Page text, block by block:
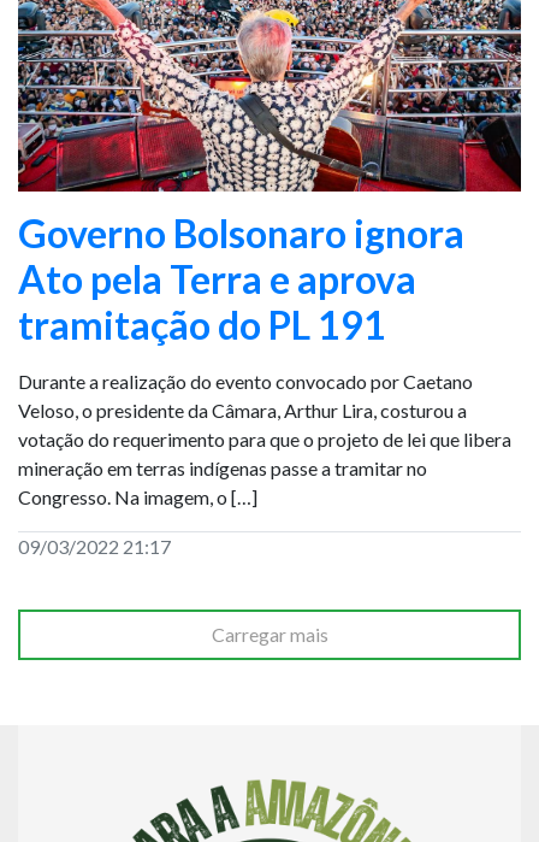
Governo Bolsonaro ignora
Ato pela Terra e aprova
tramitação do PL 191
Durante a realização do evento convocado por Caetano
Veloso, o presidente da Câmara, Arthur Lira, costurou a
votação do requerimento para que o projeto de lei que libera
mineração em terras indígenas passe a tramitar no
Congresso. Na imagem, o […]
09/03/2022 21:17
Carregar mais